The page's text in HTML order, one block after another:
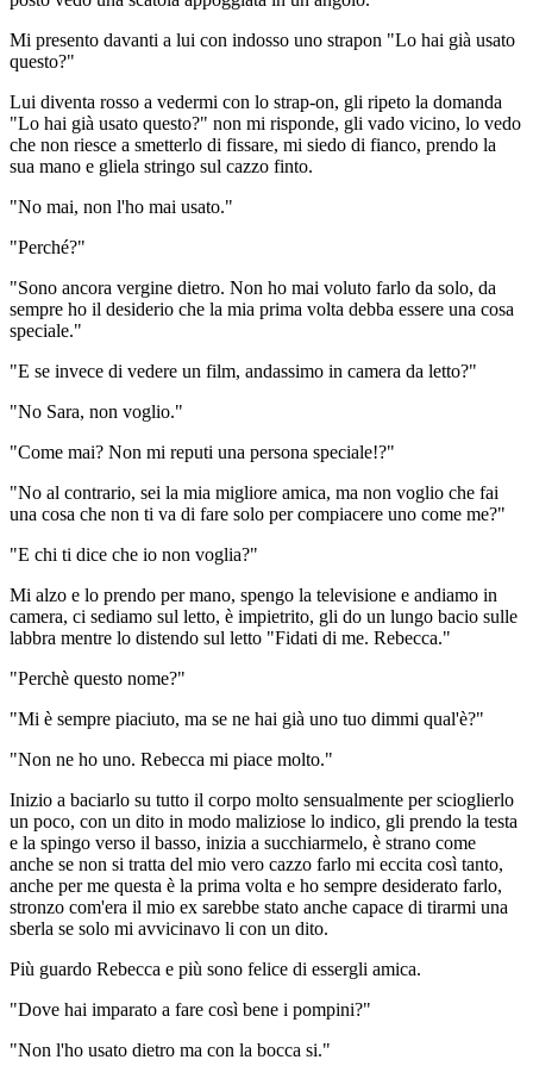
Mi presento davanti a lui con indosso uno strapon "Lo hai già usato
questo?"
Lui diventa rosso a vedermi con lo strap-on, gli ripeto la domanda
"Lo hai già usato questo?" non mi risponde, gli vado vicino, lo vedo
che non riesce a smetterlo di fissare, mi siedo di fianco, prendo la
sua mano e gliela stringo sul cazzo finto.
"No mai, non l'ho mai usato."
"Perché?"
"Sono ancora vergine dietro. Non ho mai voluto farlo da solo, da
sempre ho il desiderio che la mia prima volta debba essere una cosa
speciale."
"E se invece di vedere un film, andassimo in camera da letto?"
"No Sara, non voglio."
"Come mai? Non mi reputi una persona speciale!?"
"No al contrario, sei la mia migliore amica, ma non voglio che fai
una cosa che non ti va di fare solo per compiacere uno come me?"
"E chi ti dice che io non voglia?"
Mi alzo e lo prendo per mano, spengo la televisione e andiamo in
camera, ci sediamo sul letto, è impietrito, gli do un lungo bacio sulle
labbra mentre lo distendo sul letto "Fidati di me. Rebecca."
"Perchè questo nome?"
"Mi è sempre piaciuto, ma se ne hai già uno tuo dimmi qual'è?"
"Non ne ho uno. Rebecca mi piace molto."
Inizio a baciarlo su tutto il corpo molto sensualmente per scioglierlo
un poco, con un dito in modo maliziose lo indico, gli prendo la testa
e la spingo verso il basso, inizia a succhiarmelo, è strano come
anche se non si tratta del mio vero cazzo farlo mi eccita così tanto,
anche per me questa è la prima volta e ho sempre desiderato farlo,
stronzo com'era il mio ex sarebbe stato anche capace di tirarmi una
sberla se solo mi avvicinavo li con un dito.
Più guardo Rebecca e più sono felice di essergli amica.
"Dove hai imparato a fare così bene i pompini?"
"Non l'ho usato dietro ma con la bocca si."